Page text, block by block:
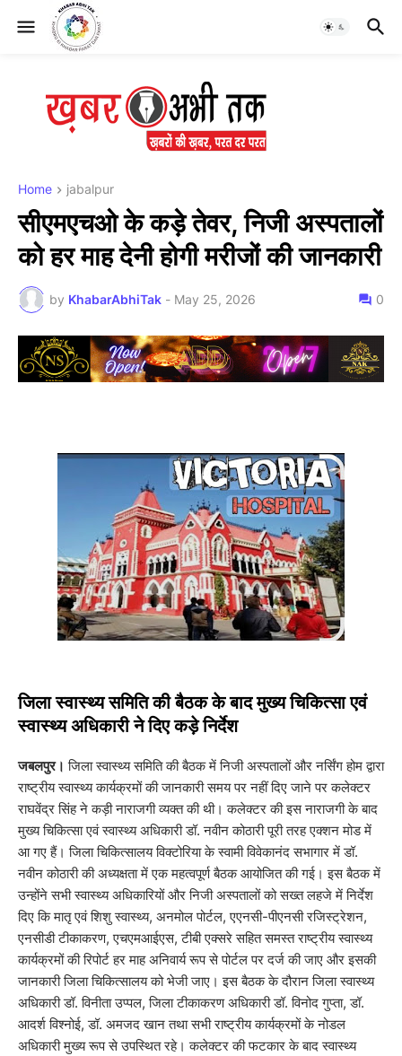
Home jabalpur
सीएमएचओ के कड़े तेवर, निजी अस्पतालों
को हर माह देनी होगी मरीजों की जानकारी
by KhabarAbhiTak - May 25, 2026 0
जिला स्वास्थ्य समिति की बैठक के बाद मुख्य चिकित्सा एवं
स्वास्थ्य अधिकारी ने दिए कड़े निर्देश
जबलपुर। जिला स्वास्थ्य समिति की बैठक में निजी अस्पतालों और नर्सिंग होम द्वारा
राष्ट्रीय स्वास्थ्य कार्यक्रमों की जानकारी समय पर नहीं दिए जाने पर कलेक्टर
राघवेंद्र सिंह ने कड़ी नाराजगी व्यक्त की थी। कलेक्टर की इस नाराजगी के बाद
मुख्य चिकित्सा एवं स्वास्थ्य अधिकारी डॉ. नवीन कोठारी पूरी तरह एक्शन मोड में
आ गए हैं। जिला चिकित्सालय विक्टोरिया के स्वामी विवेकानंद सभागार में डॉ.
नवीन कोठारी की अध्यक्षता में एक महत्वपूर्ण बैठक आयोजित की गई। इस बैठक में
उन्होंने सभी स्वास्थ्य अधिकारियों और निजी अस्पतालों को सख्त लहजे में निर्देश
दिए कि मातृ एवं शिशु स्वास्थ्य, अनमोल पोर्टल, एएनसी-पीएनसी रजिस्ट्रेशन,
एनसीडी टीकाकरण, एचएमआईएस, टीबी एक्सरे सहित समस्त राष्ट्रीय स्वास्थ्य
कार्यक्रमों की रिपोर्ट हर माह अनिवार्य रूप से पोर्टल पर दर्ज की जाए और इसकी
जानकारी जिला चिकित्सालय को भेजी जाए। इस बैठक के दौरान जिला स्वास्थ्य
अधिकारी डॉ. विनीता उप्पल, जिला टीकाकरण अधिकारी डॉ. विनोद गुप्ता, डॉ.
आदर्श विश्नोई, डॉ. अमजद खान तथा सभी राष्ट्रीय कार्यक्रमों के नोडल
अधिकारी मुख्य रूप से उपस्थित रहे। कलेक्टर की फटकार के बाद स्वास्थ्य